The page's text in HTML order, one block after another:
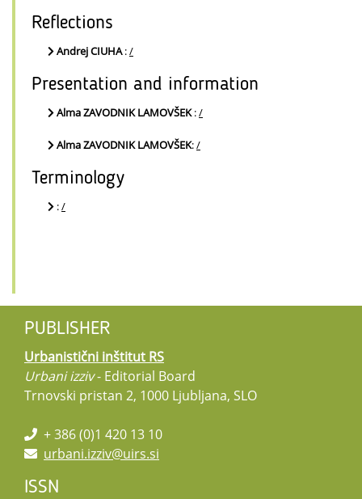
Reflections
Andrej CIUHA:/
Presentation and information
Alma ZAVODNIK LAMOVŠEK:/
Alma ZAVODNIK LAMOVŠEK:/
Terminology
:/
PUBLISHER
Urbanistični inštitut RS
Urbani izziv- Editorial Board
Trnovski pristan 2, 1000 Ljubljana, SLO
+ 386 (0)1 420 13 10
urbani.izziv@uirs.si
ISSN